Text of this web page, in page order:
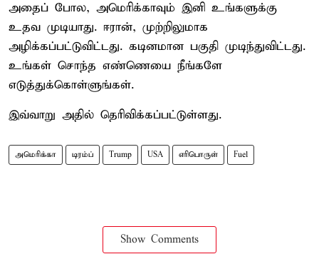
அதைப் போல, அமெரிக்காவும் இனி உங்களுக்கு
உதவ முடியாது. ஈரான், முற்றிலுமாக
அழிக்கப்பட்டுவிட்டது. கடினமான பகுதி முடிந்துவிட்டது.
உங்கள் சொந்த எண்ணெயை நீங்களே
எடுத்துக்கொள்ளுங்கள்.
இவ்வாறு அதில் தெரிவிக்கப்பட்டுள்ளது.
அமெரிக்கா டிரம்ப் Trump USA எரிபொருள் Fuel
Show Comments